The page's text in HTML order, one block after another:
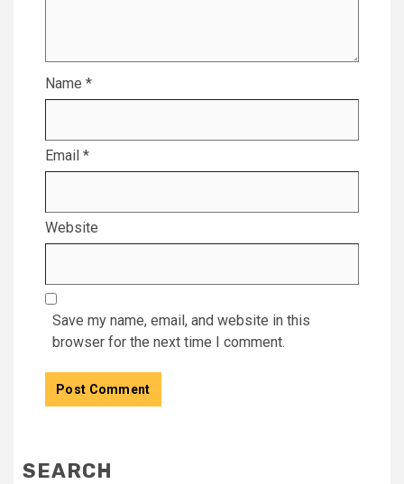
Name *
Email *
Website
Save my name, email, and website in this
browser for the next time I comment.
SEARCH